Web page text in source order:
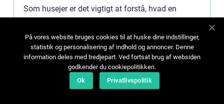
Som husejer er det vigtigt at forstå, hvad en
kloakmester laver, og hvordan han eller hun kan
hjælpe dig. Kloakering er en vigtig del af vores
hverdag, da den hjælper os med at tage sig af
spildevand fra husholdninger og virksomheder. Et
kloaksystem ...
Annika Sørensen 31 juli 2026
På vores website bruges cookies til at huske dine indstillinger,
statistik og personalisering af indhold og annoncer. Denne
information deles med tredjepart. Ved fortsat brug af websiden
godkender du cookiepolitikken.
Ok
Privatlivspolitik